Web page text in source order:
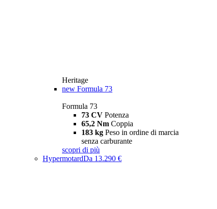
Heritage
new Formula 73
Formula 73
73 CV Potenza
65,2 Nm Coppia
183 kg Peso in ordine di marcia
senza carburante
scopri di più
HypermotardDa 13.290 €